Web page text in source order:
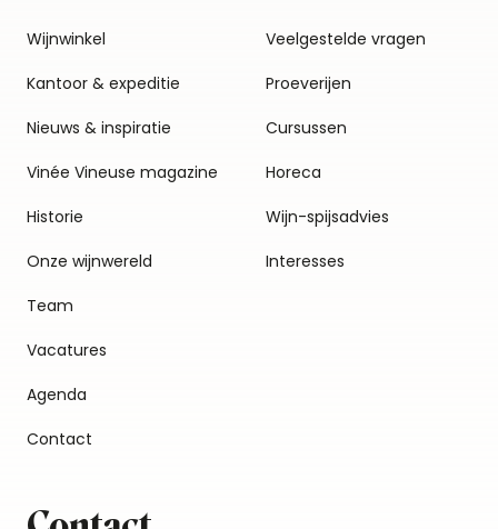
Wijnwinkel
Kantoor & expeditie
Nieuws & inspiratie
Vinée Vineuse magazine
Historie
Onze wijnwereld
Team
Vacatures
Agenda
Contact
Veelgestelde vragen
Proeverijen
Cursussen
Horeca
Wijn-spijsadvies
Interesses